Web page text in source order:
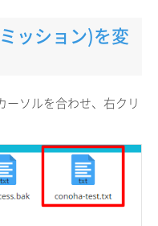
ッション)を変
ーソルを合わせ、右クリ